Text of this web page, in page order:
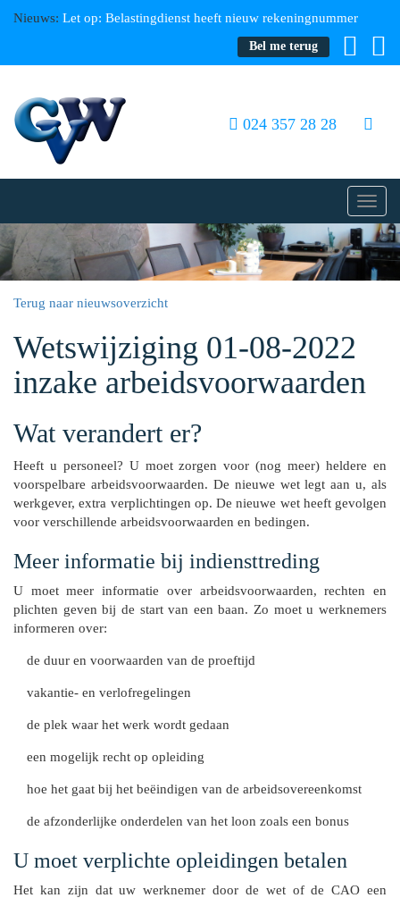
Nieuws: Let op: Belastingdienst heeft nieuw rekeningnummer
Bel me terug
024 357 28 28
Terug naar nieuwsoverzicht
Wetswijziging 01-08-2022
inzake arbeidsvoorwaarden
Wat verandert er?
Heeft u personeel? U moet zorgen voor (nog meer) heldere en
voorspelbare arbeidsvoorwaarden. De nieuwe wet legt aan u, als
werkgever, extra verplichtingen op. De nieuwe wet heeft gevolgen
voor verschillende arbeidsvoorwaarden en bedingen.
Meer informatie bij indiensttreding
U moet meer informatie over arbeidsvoorwaarden, rechten en
plichten geven bij de start van een baan. Zo moet u werknemers
informeren over:
de duur en voorwaarden van de proeftijd
vakantie- en verlofregelingen
de plek waar het werk wordt gedaan
een mogelijk recht op opleiding
hoe het gaat bij het beëindigen van de arbeidsovereenkomst
de afzonderlijke onderdelen van het loon zoals een bonus
U moet verplichte opleidingen betalen
Het kan zijn dat uw werknemer door de wet of de CAO een